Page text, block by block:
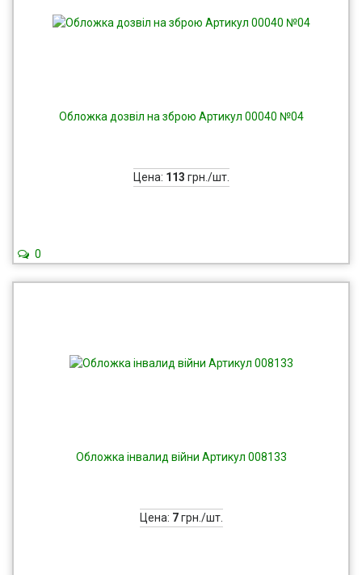
Обложка дозвіл на зброю Артикул 00040 №04
Цена: 113 грн./шт.
0
Обложка інвалид війни Артикул 008133
Цена: 7грн./шт.